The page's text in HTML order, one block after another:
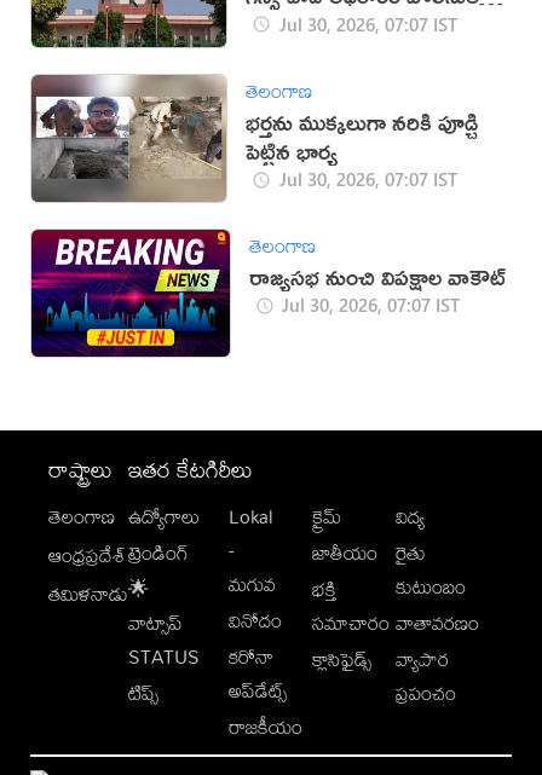
ఉంది: సుప్రీం
Jul 30, 2026, 07:07 IST
తెలంగాణ
భర్తను ముక్కలుగా నరికి పూడ్చి
పెట్టిన భార్య
Jul 30, 2026, 07:07 IST
తెలంగాణ
రాజ్యసభ నుంచి విపక్షాల వాకౌట్
Jul 30, 2026, 07:07 IST
రాష్ట్రాలు
తెలంగాణ
ఆంధ్రప్రదేశ్
తమిళనాడు
ఇతర కేటగిరీలు
ఉద్యోగాలు
ట్రెండింగ్
🌟
వాట్సాప్
STATUS
టిప్స్
Lokal
-
మగువ
వినోదం
కరోనా
అప్‌డేట్స్
రాజకీయం
క్రైమ్
జాతీయం
భక్తి
సమాచారం
క్లాసిఫైడ్స్
విద్య
రైతు
కుటుంబం
వాతావరణం
వ్యాపార
ప్రపంచం